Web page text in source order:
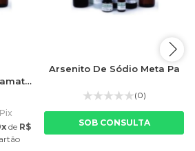
de R$
Arsenito De Sódio Meta Pa
(0)
SOB CONSULTA